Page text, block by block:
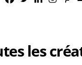
les